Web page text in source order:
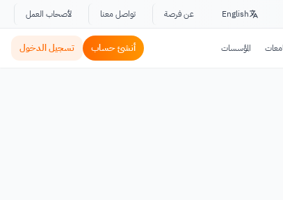
English عن فرصة تواصل معنا لأصحاب العمل
المؤسسات أنشئ حساب تسجيل الدخول